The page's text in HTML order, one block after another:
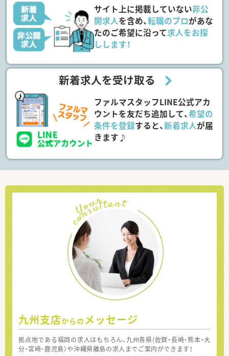
サイト上に掲載していない非公
開求人を含め、転職のプロがあな
たのご希望に沿って求人をお探
しします！
新着求人を受け取る
ファルマスタッフLINE公式アカ
ウントを友だち追加して、希望の
条件を登録すると、新着求人が届
きます♪
九州支店からの メッセージ
拠点地である福岡の求人はもちろん、九州各県(佐賀・長崎・熊本・大
分・宮崎・鹿児島）や沖縄県離島の求人までご案内ができます！